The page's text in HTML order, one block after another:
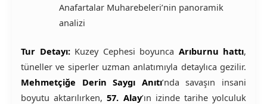
Anafartalar Muharebeleri’nin panoramik
analizi
Tur Detayı:Kuzey Cephesi boyunca Arıburnu hattı,
tüneller ve siperler uzman anlatımıyla detaylıca gezilir.
Mehmetçiğe Derin Saygı Anıtı’nda savaşın insani
boyutu aktarılırken,57. Alay’ın izinde tarihe yolculuk